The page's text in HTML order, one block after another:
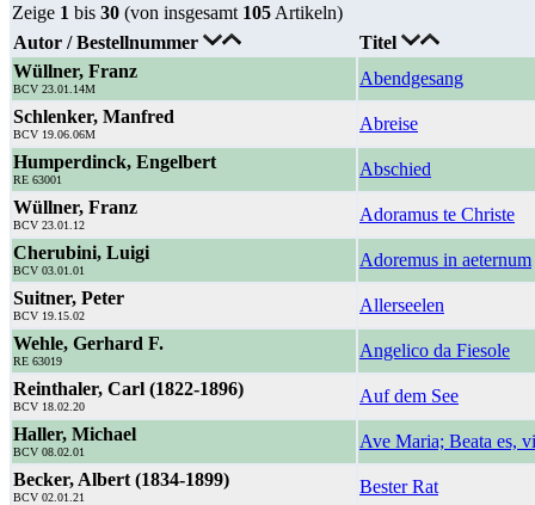
Zeige 1 bis 30 (von insgesamt 105 Artikeln)
Autor / Bestellnummer
Titel
Wüllner, Franz
BCV 23.01.14M
Abendgesang
Schlenker, Manfred
BCV 19.06.06M
Abreise
Humperdinck, Engelbert
RE 63001
Abschied
Wüllner, Franz
BCV 23.01.12
Adoramus te Christe
Cherubini, Luigi
BCV 03.01.01
Adoremus in aeternum
Suitner, Peter
BCV 19.15.02
Allerseelen
Wehle, Gerhard F.
RE 63019
Angelico da Fiesole
Reinthaler, Carl (1822-1896)
BCV 18.02.20
Auf dem See
Haller, Michael
BCV 08.02.01
Ave Maria; Beata es,
Becker, Albert (1834-1899)
BCV 02.01.21
Bester Rat